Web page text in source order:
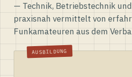
— Technik, Betriebstechnik
praxisnah vermittelt von
Funkamateuren aus dem